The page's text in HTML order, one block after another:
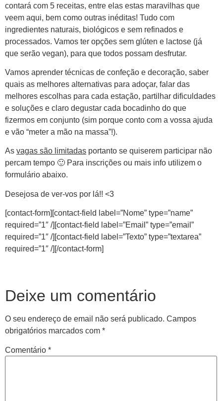
contará com 5 receitas, entre elas estas maravilhas que
veem aqui, bem como outras inéditas! Tudo com
ingredientes naturais, biológicos e sem refinados e
processados. Vamos ter opções sem glúten e lactose (já
que serão vegan), para que todos possam desfrutar.
Vamos aprender técnicas de confeção e decoração, saber
quais as melhores alternativas para adoçar, falar das
melhores escolhas para cada estação, partilhar dificuldades
e soluções e claro degustar cada bocadinho do que
fizermos em conjunto (sim porque conto com a vossa ajuda
e vão “meter a mão na massa”!).
As vagas são limitadas portanto se quiserem participar não
percam tempo 🙂 Para inscrições ou mais info utilizem o
formulário abaixo.
Desejosa de ver-vos por lá!! <3
[contact-form][contact-field label=”Nome” type=”name”
required=”1″ /][contact-field label=”Email” type=”email”
required=”1″ /][contact-field label=”Texto” type=”textarea”
required=”1″ /][/contact-form]
Deixe um comentário
O seu endereço de email não será publicado. Campos
obrigatórios marcados com *
Comentário *